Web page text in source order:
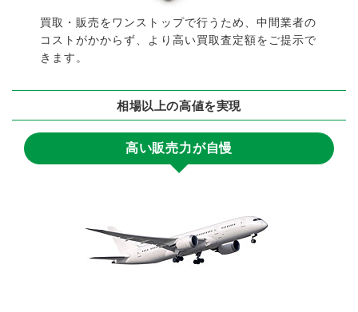
買取・販売をワンストップで行うため、中間業者の
コストがかからず、より高い買取査定額をご提示で
きます。
相場以上の高値を実現
高い販売力が自慢